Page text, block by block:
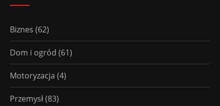
Biznes (62)
Dom i ogród (61)
Motoryzacja (4)
Przemysł(83)